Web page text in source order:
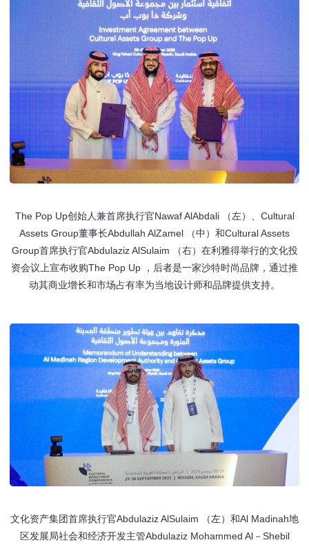
The Pop Up创始人兼首席执行官Nawaf AlAbdali （左）、Cultural
Assets Group董事长Abdullah AlZamel （中）和Cultural Assets
Group首席执行官Abdulaziz AlSulaim （右）在利雅得举行的文化投
资会议上宣布收购The Pop Up ，后者是一家沙特时尚品牌，通过推
动其商业增长和市场占有率为当地设计师和品牌提供支持。
文化资产集团首席执行官Abdulaziz AlSulaim （左）和Al Madinah地
区发展局社会和经济开发主管Abdulaziz Mohammed Al－Shebil